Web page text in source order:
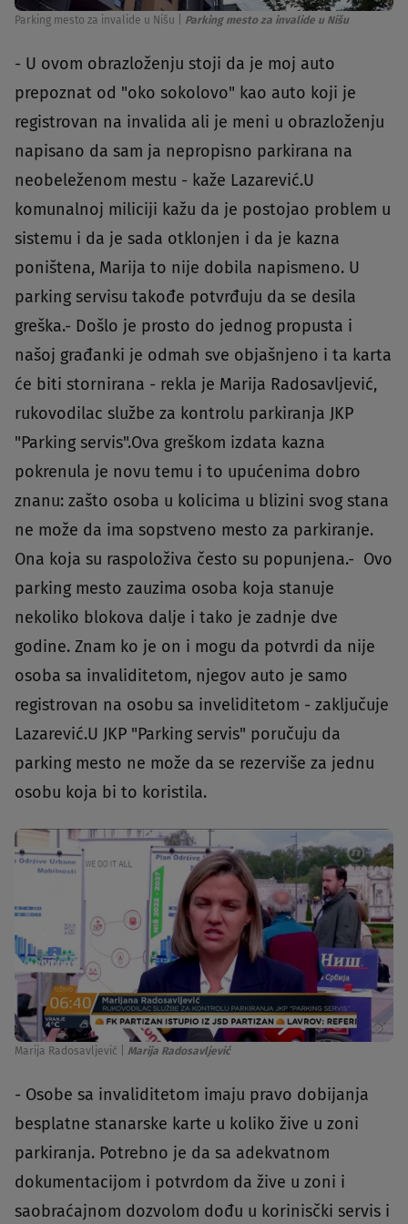
Parking mesto za invalide u Nišu Parking mesto za invalide u Nišu
- U ovom obrazloženju stoji da je moj auto
prepoznat od "oko sokolovo" kao auto koji je
registrovan na invalida ali je meni u obrazloženju
napisano da sam ja nepropisno parkirana na
neobeleženom mestu - kaže Lazarević.U
komunalnoj miliciji kažu da je postojao problem u
sistemu i da je sada otklonjen i da je kazna
poništena, Marija to nije dobila napismeno. U
parking servisu takođe potvrđuju da se desila
greška.- Došlo je prosto do jednog propusta i
našoj građanki je odmah sve objašnjeno i ta karta
će biti stornirana - rekla je Marija Radosavljević,
rukovodilac službe za kontrolu parkiranja JKP
"Parking servis".Ova greškom izdata kazna
pokrenula je novu temu i to upućenima dobro
znanu: zašto osoba u kolicima u blizini svog stana
ne može da ima sopstveno mesto za parkiranje.
Ona koja su raspoloživa često su popunjena.- Ovo
parking mesto zauzima osoba koja stanuje
nekoliko blokova dalje i tako je zadnje dve
godine. Znam ko je on i mogu da potvrdi da nije
osoba sa invaliditetom, njegov auto je samo
registrovan na osobu sa inveliditetom - zaključuje
Lazarević.U JKP "Parking servis" poručuju da
parking mesto ne može da se rezerviše za jednu
osobu koja bi to koristila.
Marija Radosavljević Marija Radosavljević
- Osobe sa invaliditetom imaju pravo dobijanja
besplatne stanarske karte u koliko žive u zoni
parkiranja. Potrebno je da sa adekvatnom
dokumentacijom i potvrdom da žive u zoni i
saobraćajnom dozvolom dođu u korinisčki servis i